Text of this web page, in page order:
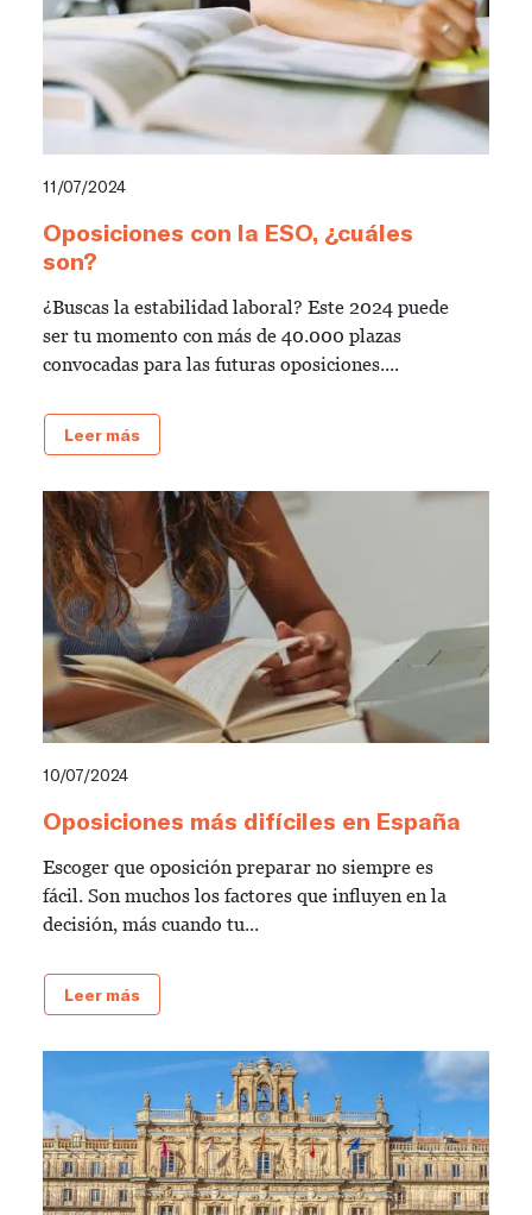
11/07/2024
Oposiciones con la ESO, ¿cuáles
son?
¿Buscas la estabilidad laboral? Este 2024 puede
ser tu momento con más de 40.000 plazas
convocadas para las futuras oposiciones....
Leer más
10/07/2024
Oposiciones más difíciles en España
Escoger que oposición preparar no siempre es
fácil. Son muchos los factores que influyen en la
decisión, más cuando tu...
Leer más